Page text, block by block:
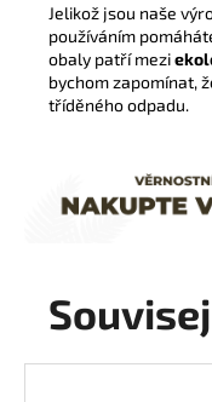
Jelikož jsou naše
používáním
obaly patří mezi
bychom zapomínat,
tříděného odpadu.